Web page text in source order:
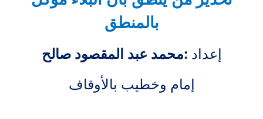
بالمنطق
إعداد :محمد عبد المقصود صالح
إمام وخطيب بالأوقاف